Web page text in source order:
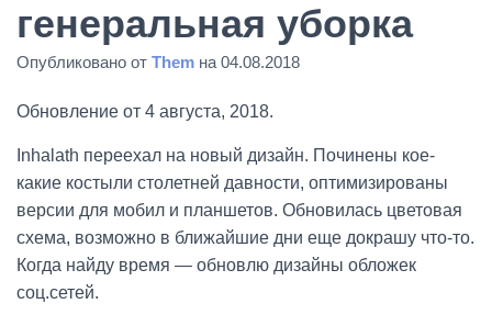
генеральная уборка
Опубликовано от Them на 04.08.2018
Обновление от 4 августа, 2018.
Inhalath переехал на новый дизайн. Починены кое-
какие костыли столетней давности, оптимизированы
версии для мобил и планшетов. Обновилась цветовая
схема, возможно в ближайшие дни еще докрашу что-то.
Когда найду время — обновлю дизайны обложек
соц.сетей.